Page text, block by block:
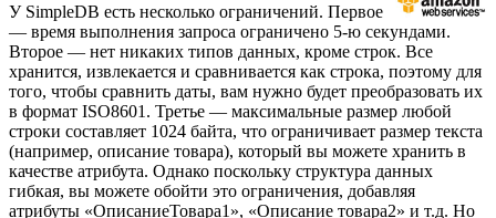
У SimpleDB есть несколько ограничений. Первое
— время выполнения запроса ограничено 5-ю секундами.
Второе — нет никаких типов данных, кроме строк. Все
хранится, извлекается и сравнивается как строка, поэтому для
того, чтобы сравнить даты, вам нужно будет преобразовать их
в формат ISO8601. Третье — максимальные размер любой
строки составляет 1024 байта, что ограничивает размер текста
(например, описание товара), который вы можете хранить в
качестве атрибута. Однако поскольку структура данных
гибкая, вы можете обойти это ограничения, добавляя
атрибуты «ОписаниеТовара1», «Описание товара2» и т.д. Но